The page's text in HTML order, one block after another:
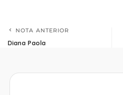
NOTA ANTERIOR
Diana Paola